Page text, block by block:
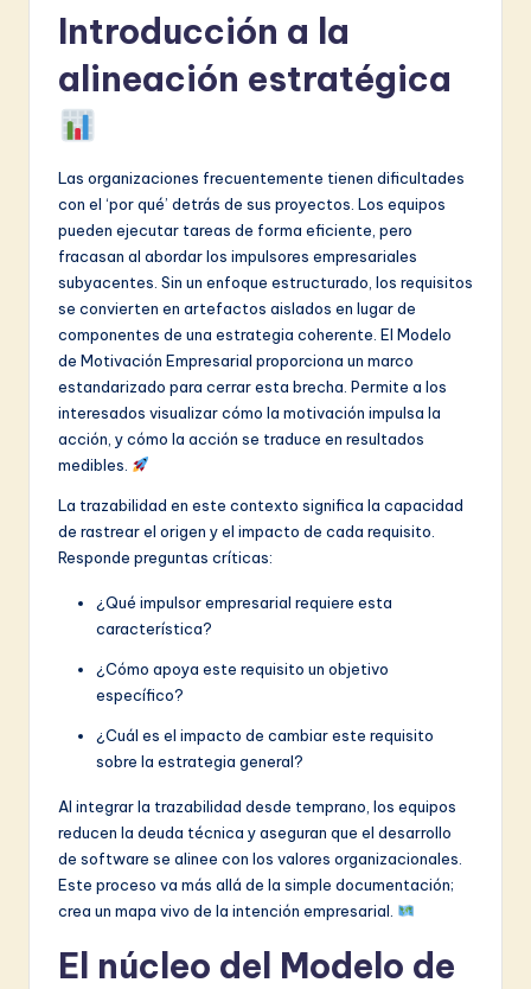
ti
o
Introducción a la
alineación estratégica
Las organizaciones frecuentemente tienen dificultades
con el ‘por qué’ detrás de sus proyectos. Los equipos
pueden ejecutar tareas de forma eficiente, pero
fracasan al abordar los impulsores empresariales
subyacentes. Sin un enfoque estructurado, los requisitos
se convierten en artefactos aislados en lugar de
componentes de una estrategia coherente. El Modelo
de Motivación Empresarial proporciona un marco
estandarizado para cerrar esta brecha. Permite a los
interesados visualizar cómo la motivación impulsa la
acción, y cómo la acción se traduce en resultados
medibles.
La trazabilidad en este contexto significa la capacidad
de rastrear el origen y el impacto de cada requisito.
Responde preguntas críticas:
¿Qué impulsor empresarial requiere esta
característica?
¿Cómo apoya este requisito un objetivo
específico?
¿Cuál es el impacto de cambiar este requisito
sobre la estrategia general?
Al integrar la trazabilidad desde temprano, los equipos
reducen la deuda técnica y aseguran que el desarrollo
de software se alinee con los valores organizacionales.
Este proceso va más allá de la simple documentación;
crea un mapa vivo de la intención empresarial.
El núcleo del Modelo de